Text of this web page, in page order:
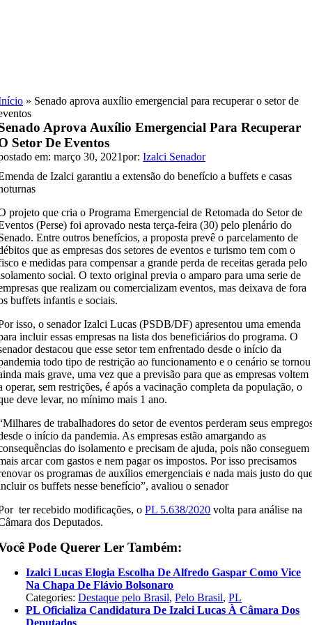
» Senado aprova auxílio emergencial para recuperar o setor de
Aprova Auxílio Emergencial Para Recuperar
Setor De Eventos
em: março 30, 2021por:Izalci Senador
de Izalci garantiu a extensão do benefício a buffets e casas
projeto que cria o Programa Emergencial de Retomada do Setor de
(Perse) foi aprovado nesta terça-feira (30) pelo plenário do
Entre outros benefícios, a proposta prevê o parcelamento de
que as empresas dos setores de eventos e turismo tem com o
e medidas para compensar a grande perda de receitas gerada pelo
social. O texto original previa o amparo para uma serie de
que realizam ou comercializam eventos, mas deixava de fora
buffets infantis e sociais.
isso, o senador Izalci Lucas (PSDB/DF) apresentou uma emenda
incluir essas empresas na lista dos beneficiários do programa. O
destacou que esse setor tem enfrentado desde o início da
todo tipo de restrição ao funcionamento e o cenário se tornou
mais grave, uma vez que a previsão para que as empresas voltem
operar, sem restrições, é após a vacinação completa da população, o
deve levar, no mínimo mais 1 ano.
de trabalhadores do setor de eventos perderam seus
o início da pandemia. As empresas estão amargando as
do isolamento e precisam de ajuda, pois não conseguem
arcar com gastos e nem pagar os impostos. Por isso precisamos
os programas de auxílios emergenciais e nada mais justo do
os buffets nesse benefício”, avaliou o senador
ter recebido modificações, oPL 5.638/2020 volta para análise na
dos Deputados.
Pode Querer Ler Também:
Izalci Lucas Elogia Escolha De Alfredo Gaspar Como Vice
Na Chapa De Flávio Bolsonaro
Categories:Destaque pelo Brasil,Pelo Brasil,PL
PL Oficializa Candidatura De Izalci Lucas À Câmara Dos
Deputados